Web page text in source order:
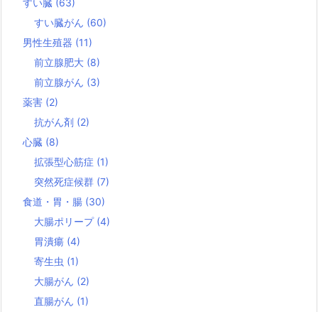
すい臓 (63)
すい臓がん (60)
男性生殖器 (11)
前立腺肥大 (8)
前立腺がん (3)
薬害 (2)
抗がん剤 (2)
心臓 (8)
拡張型心筋症 (1)
突然死症候群 (7)
食道・胃・腸 (30)
大腸ポリープ (4)
胃潰瘍 (4)
寄生虫 (1)
大腸がん (2)
直腸がん (1)